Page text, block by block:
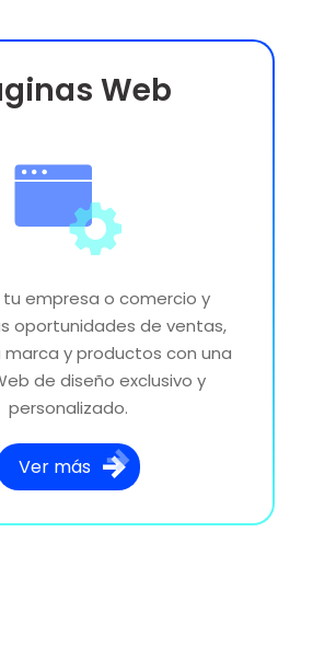
Web
tu empresa o comercio y
oportunidades de ventas,
y productos con una
de diseño exclusivo y
personalizado.
Ver más